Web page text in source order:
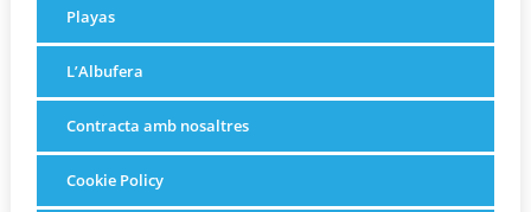
Playas
L’Albufera
Contracta amb nosaltres
Cookie Policy